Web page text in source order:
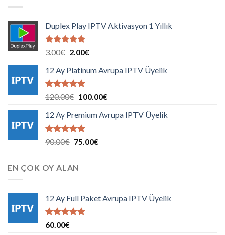
Duplex Play IPTV Aktivasyon 1 Yıllık
5 üzerinden
aldı
3.00€ Orijinal
3.00€.
2.00€Şu
fiyat:
12 Ay Platinum Avrupa IPTV Üyelik
5 üzerinden
aldı
120.00€ Orijinal
120.00€.
100.00€Şu
fiyat:
12 Ay Premium Avrupa IPTV Üyelik
5 üzerinden
90.00€ Orijinal
75.00€Şu
EN ÇOK OY ALAN
12 Ay Full Paket Avrupa IPTV Üyelik
5 üzerinden
60.00€